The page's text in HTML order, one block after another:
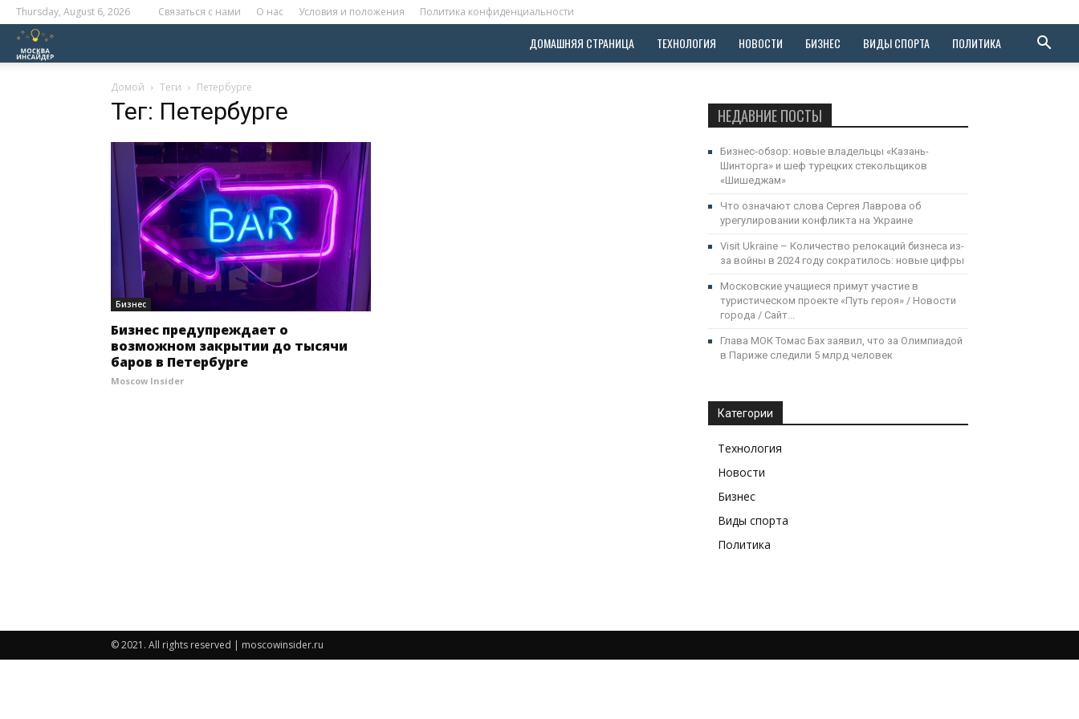
Thursday, August 6, 2026 Связаться с нами О нас Условия и положения Политика конфиденциальности
ДОМАШНЯЯ СТРАНИЦА ТЕХНОЛОГИЯ НОВОСТИ БИЗНЕС ВИДЫ СПОРТА ПОЛИТИКА
Домой Теги Петербурге
Тег: Петербурге
Бизнес
Бизнес предупреждает о
возможном закрытии до тысячи
баров в Петербурге
Moscow Insider
НЕДАВНИЕ ПОСТЫ
Бизнес-обзор: новые владельцы «Казань-
Шинторга» и шеф турецких стекольщиков
«Шишеджам»
Что означают слова Сергея Лаврова об
урегулировании конфликта на Украине
Visit Ukraine – Количество релокаций бизнеса из-
за войны в 2024 году сократилось: новые цифры
Московские учащиеся примут участие в
туристическом проекте «Путь героя» / Новости
города / Сайт...
Глава МОК Томас Бах заявил, что за Олимпиадой
в Париже следили 5 млрд человек
Категории
Технология
Новости
Бизнес
Виды спорта
Политика
© 2021. All rights reserved | moscowinsider.ru